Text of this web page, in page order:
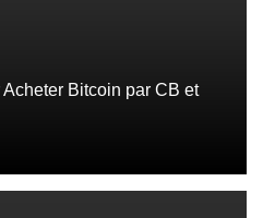
Bitcoin par CB et